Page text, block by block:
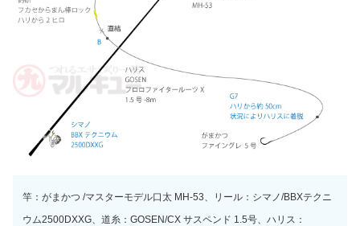
竿：がまかつ /マスターモデル口太 MH-53、リール：シマノ/BBXテクニ
ウム2500DXXG、道糸：GOSEN/CX サスペンド 1.5号、ハリス：